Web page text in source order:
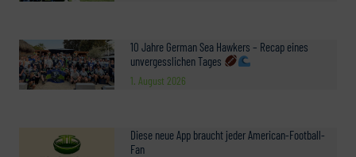
10 Jahre German Sea Hawkers – Recap eines
unvergesslichen Tages
1. August 2026
Diese neue App braucht jeder American-Football-
Fan